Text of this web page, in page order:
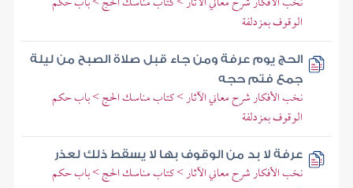
الوقوف بمزدلفة
الحج يوم عرفة ومن جاء قبل صلاة الصبح من ليلة
جمع فتم حجه
نخب الأفكار شرح معاني الآثار > كتاب مناسك الحج > باب حكم
الوقوف بمزدلفة
عرفة لا بد من الوقوف بها لا يسقط ذلك لعذر
نخب الأفكار شرح معاني الآثار > كتاب مناسك الحج > باب حكم